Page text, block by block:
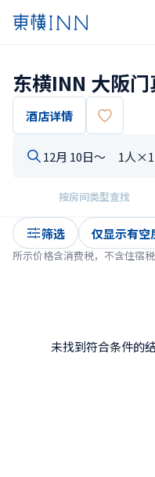
东横INN 大阪
酒店详情
12月 10日〜 1人
按房间类型查找
筛选 仅显示有空
所示价格含消费税，不含住宿税
未找到符合条件的